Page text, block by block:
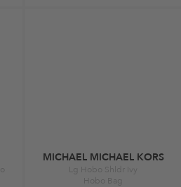
MICHAEL MICHAEL KORS
Lg Hobo Shldr Ivy
Hobo Bag